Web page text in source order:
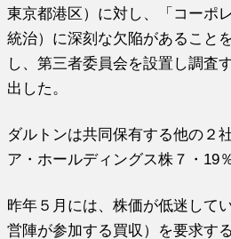
東京都港区）に対し、「コーポ
統治）に深刻な欠陥があること
し、第三者委員会を設置し調査
出した。
ダルトンは共同保有する他の２
ア・ホールディングス株７・19
昨年５月には、株価が低迷して
営陣が参加する買収）を要求す